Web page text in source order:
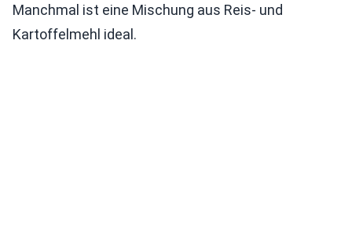
Manchmal ist eine Mischung aus Reis- und
Kartoffelmehl ideal.